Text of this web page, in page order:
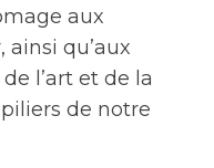
aux
ainsi qu’aux
l’art et de la
de notre